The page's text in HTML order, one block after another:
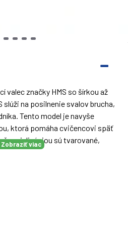
valec značky HMS so šírkou až
slúži na posilnenie svalov brucha,
Tento model je navyše
ktorá pomáha cvičencovi späť
špecializáciou sú tvarované,
na kolená.
kolieska Protišmykový
na kolená Priemer: 19
kolieska: 16,5 cm Maximálne